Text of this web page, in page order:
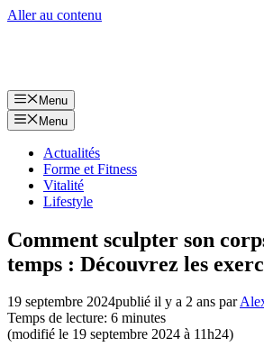
Aller au contenu
Menu
Menu
Actualités
Forme et Fitness
Vitalité
Lifestyle
Comment sculpter son
temps : Découvrez les
19 septembre 2024publié il y a 2 ans par
Temps de lecture: 6 minutes
(modifié le 19 septembre 2024 à 11h24)